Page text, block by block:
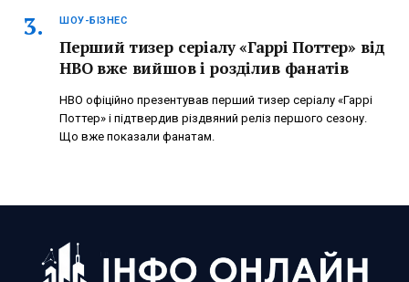
ШОУ-БІЗНЕС
Перший тизер серіалу «Гаррі Поттер» від
HBO вже вийшов і розділив фанатів
HBO офіційно презентував перший тизер серіалу «Гаррі
Поттер» і підтвердив різдвяний реліз першого сезону.
Що вже показали фанатам.